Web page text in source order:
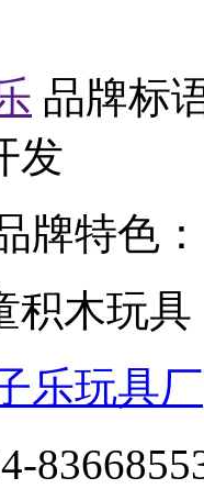
品牌标
发
牌特色：
积木玩具
乐玩具厂